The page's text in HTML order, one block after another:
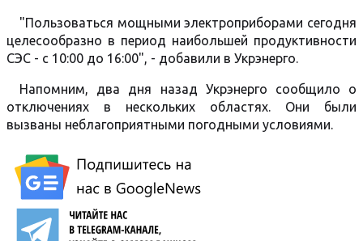
"Пользоваться мощными электроприборами сегодня
целесообразно в период наибольшей продуктивности
СЭС - с 10:00 до 16:00", - добавили в Укрэнерго.
Напомним, два дня назад Укрэнерго сообщило о
отключениях в нескольких областях. Они были
вызваны неблагоприятными погодными условиями.